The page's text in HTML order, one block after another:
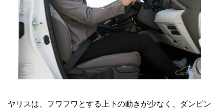
ヤリスは、フワフワとする上下の動きが少なく、ダンピン